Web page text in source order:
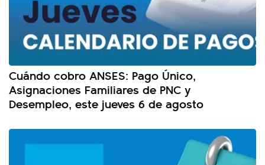
Cuándo cobro ANSES: Pago Único,
Asignaciones Familiares de PNC y
Desempleo, este jueves 6 de agosto